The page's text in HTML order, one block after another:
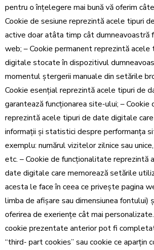
pentru o înțelegere mai bună vă oferim
Cookie de sesiune reprezintă acele tipuri
active doar atâta timp cât dumneavoastră
web; – Cookie permanent reprezintă acele
digitale stocate în dispozitivul
momentul ștergerii manuale din setările
Cookie esențial reprezintă acele tipuri de
garantează funcționarea site-ului; – Cookie
reprezintă acele tipuri de date digitale
informații și statistici despre performanța
exemplu: numărul vizitelor zilnice sau
etc. – Cookie de funcționalitate reprezintă
date digitale care memorează setările
acesta le face în ceea ce privește pagina
limba de afișare sau dimensiunea fontului)
oferirea de exeriențe cât mai
cookie prezentate anterior pot fi
“third- part cookies” sau cookie ce aparțin